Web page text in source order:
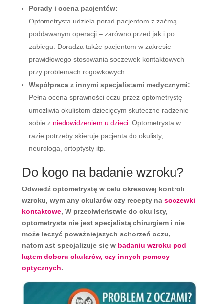
Porady i ocena pacjentów:
Optometrysta udziela porad pacjentom z zaćmą
poddawanym operacji – zarówno przed jak i po
zabiegu. Doradza także pacjentom w zakresie
prawidłowego stosowania soczewek kontaktowych
przy problemach rogówkowych
Współpraca z innymi specjalistami medycznymi:
Pełna ocena sprawności oczu przez optometrystę
umożliwia okulistom dziecięcym skuteczne radzenie
sobie z niedowidzeniem u dzieci. Optometrysta w
razie potrzeby skieruje pacjenta do okulisty,
neurologa, ortoptysty itp.
Do kogo na badanie wzroku?
Odwiedź optometrystę w celu okresowej kontroli
wzroku, wymiany okularów czy recepty na soczewki
kontaktowe, W przeciwieństwie do okulisty,
optometrysta nie jest specjalistą chirurgiem i nie
może leczyć poważniejszych schorzeń oczu,
natomiast specjalizuje się w badaniu wzroku pod
kątem doboru okularów, czy innych pomocy
optycznych.